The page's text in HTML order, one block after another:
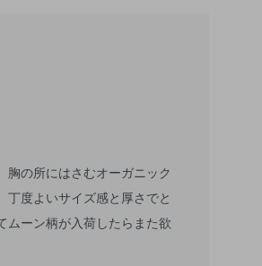
胸の所にはさむオーガニック
丁度よいサイズ感と厚さでと
ムーン柄が入荷したらまた欲